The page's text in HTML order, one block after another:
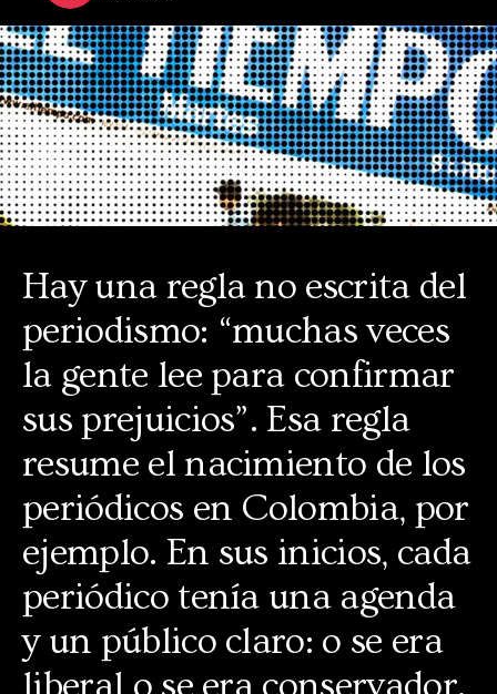
Hay una regla no escrita del
periodismo: “muchas veces
la gente lee para confirmar
sus prejuicios”. Esa regla
resume el nacimiento de los
periódicos en Colombia, por
ejemplo. En sus inicios, cada
periódico tenía una agenda
y un público claro: o se era